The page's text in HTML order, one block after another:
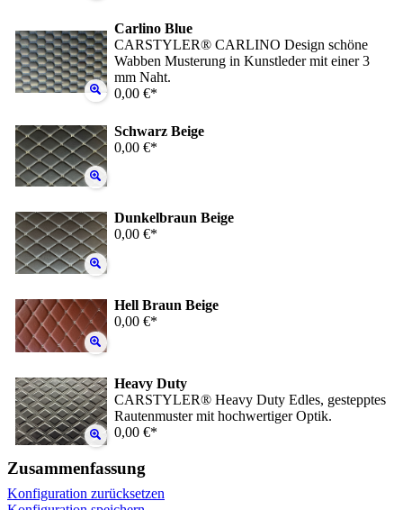
Carlino Blue
CARSTYLER® CARLINO Design schöne
Wabben Musterung in Kunstleder mit einer 3
mm Naht.
0,00 €*
Schwarz Beige
0,00 €*
Dunkelbraun Beige
0,00 €*
Hell Braun Beige
0,00 €*
Heavy Duty
CARSTYLER® Heavy Duty Edles, gestepptes
Rautenmuster mit hochwertiger Optik.
0,00 €*
Zusammenfassung
Konfiguration zurücksetzen